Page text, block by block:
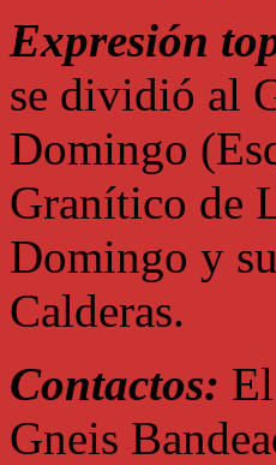
Expresión
se dividió al
Domingo
Granítico de
Domingo y
Calderas.
Contactos:
Gneis